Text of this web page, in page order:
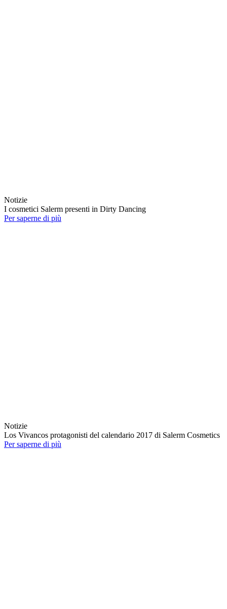
Notizie
I cosmetici Salerm presenti in Dirty Dancing
Per saperne di più
Notizie
Los Vivancos protagonisti del calendario 2017 di Salerm Cosmetics
Per saperne di più